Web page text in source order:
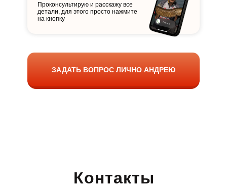
Проконсультирую и расскажу все
детали, для этого просто нажмите
на кнопку
ЗАДАТЬ ВОПРОС ЛИЧНО АНДРЕЮ
Контакты